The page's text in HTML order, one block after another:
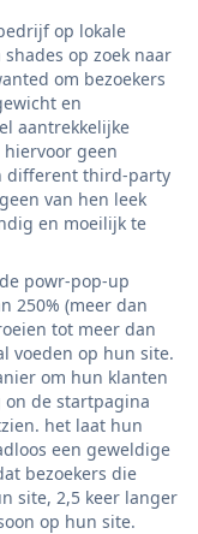
op lokale
op zoek naar
om bezoekers
en
aantrekkelijke
geen
different third-party
van hen leek
en moeilijk te
powr-pop-up
250% (meer dan
tot meer dan
voeden op hun site.
om hun klanten
de startpagina
het laat hun
een geweldige
bezoekers die
site, 2,5 keer langer
op hun site.